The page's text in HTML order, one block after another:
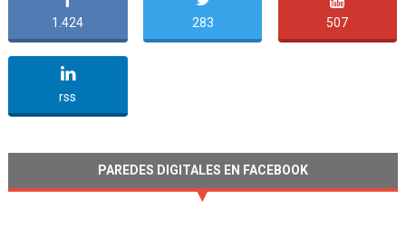
1.424 283 507
rss
PAREDES DIGITALES EN FACEBOOK